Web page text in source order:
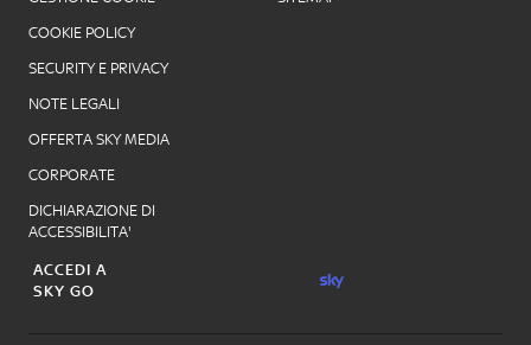
COOKIE POLICY
SECURITY E PRIVACY
NOTE LEGALI
OFFERTA SKY MEDIA
CORPORATE
DICHIARAZIONE DI
ACCESSIBILITA'
ACCEDI A
SKY GO